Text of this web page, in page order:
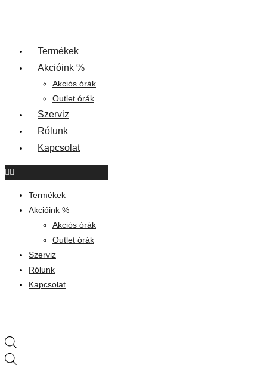
Termékek
Akcióink %
Akciós órák
Outlet órák
Szerviz
Rólunk
Kapcsolat
Termékek
Akcióink %
Akciós órák
Outlet órák
Szerviz
Rólunk
Kapcsolat